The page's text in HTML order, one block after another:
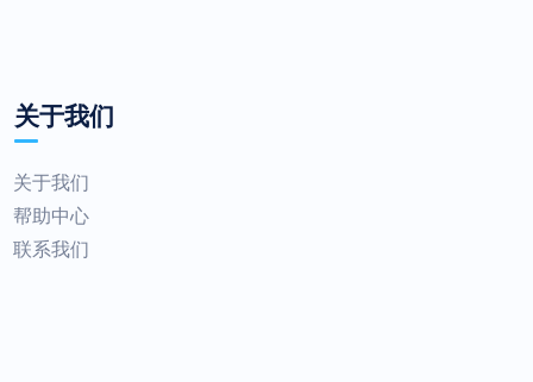
关于我们
关于我们
帮助中心
联系我们